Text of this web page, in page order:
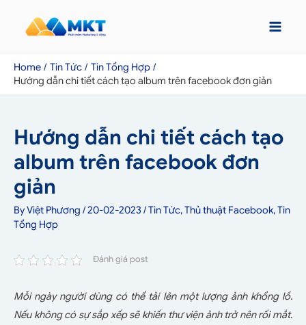
Home Tin Tức
Tin Tổng Hợp
Hướng dẫn chi tiết cách tạo album trên facebook đơn giản
Hướng dẫn chi tiết cách tạo
album trên facebook đơn
giản
ByViệt Phương /20-02-2023 /Tin Tức,Thủ thuật Facebook,Tin
Tổng Hợp
Đánh giá post
Mỗi ngày người dùng có thể tải lên một lượng ảnh khổng lồ.
Nếu không có sự sắp xếp sẽ khiến thư viện ảnh trở nên rối mắt.